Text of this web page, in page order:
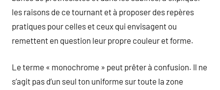
les raisons de ce tournant et à proposer des repères
pratiques pour celles et ceux qui envisagent ou
remettent en question leur propre couleur et forme.
Le terme « monochrome » peut prêter à confusion. Il ne
s’agit pas d’un seul ton uniforme sur toute la zone